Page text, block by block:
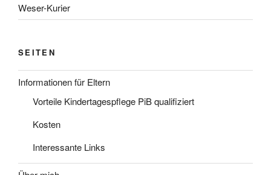
Weser-Kurier
SEITEN
Informationen für Eltern
Vorteile Kindertagespflege PiB qualifiziert
Kosten
Interessante Links